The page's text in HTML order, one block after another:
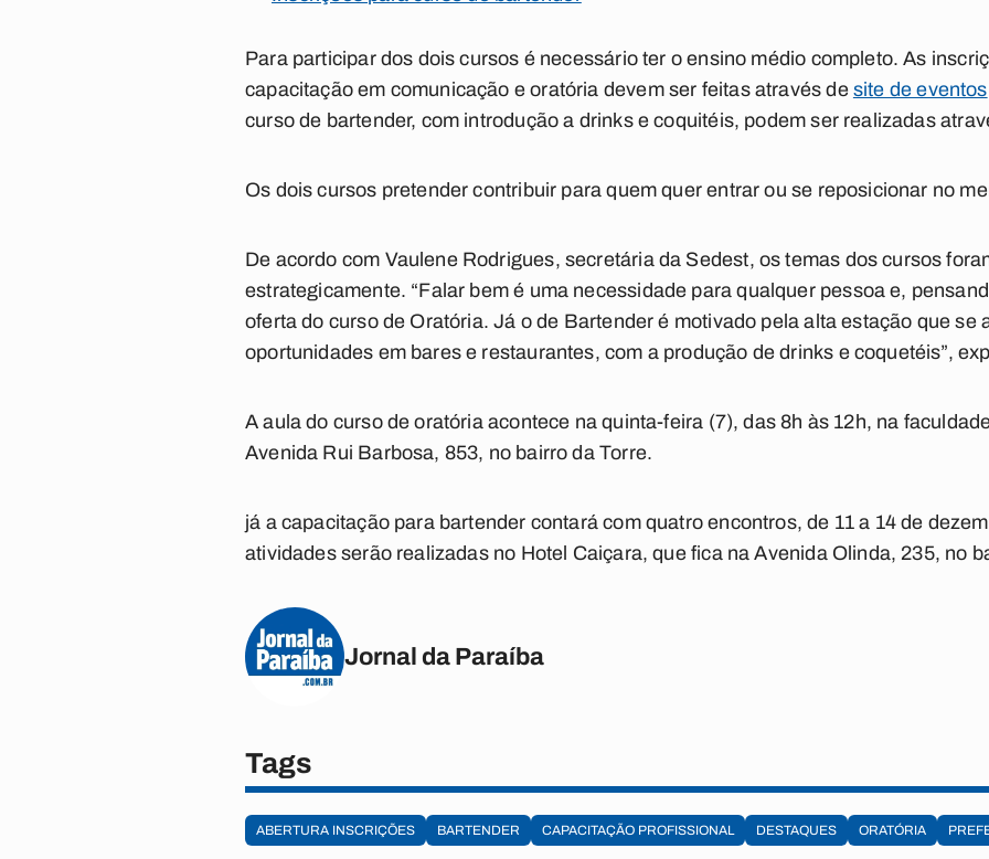
Para participar dos dois cursos é necessário ter o ensino médio completo. As
capacitação em comunicação e oratória devem ser feitas através de site de eventos
curso de bartender, com introdução a drinks e coquitéis, podem ser realizadas
Os dois cursos pretender contribuir para quem quer entrar ou se reposicionar no
De acordo com Vaulene Rodrigues, secretária da Sedest, os temas dos cursos
estrategicamente. “Falar bem é uma necessidade para qualquer pessoa e,
oferta do curso de Oratória. Já o de Bartender é motivado pela alta estação que se
oportunidades em bares e restaurantes, com a produção de drinks e coquetéis”,
A aula do curso de oratória acontece na quinta-feira (7), das 8h às 12h, na
Avenida Rui Barbosa, 853, no bairro da Torre.
já a capacitação para bartender contará com quatro encontros, de 11 a 14 de
atividades serão realizadas no Hotel Caiçara, que fica na Avenida Olinda, 235, no
Jornal da Paraíba
Tags
ABERTURA INSCRIÇÕES BARTENDER CAPACITAÇÃO PROFISSIONAL DESTAQUES ORATÓRIA